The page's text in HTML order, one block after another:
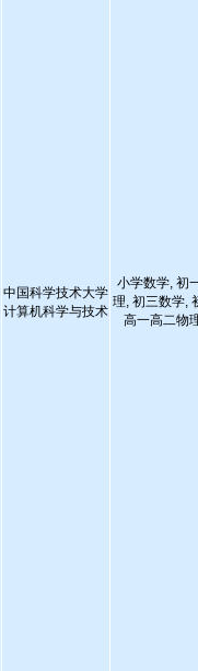
中国科学技术大学
计算机科学与技术
小学数学, 初
理, 初三数学,
高一高二物